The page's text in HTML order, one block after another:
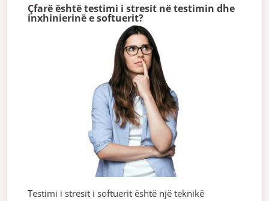
Çfarë është testimi i stresit në testimin dhe
inxhinierinë e softuerit?
Testimi i stresit i softuerit është një teknikë